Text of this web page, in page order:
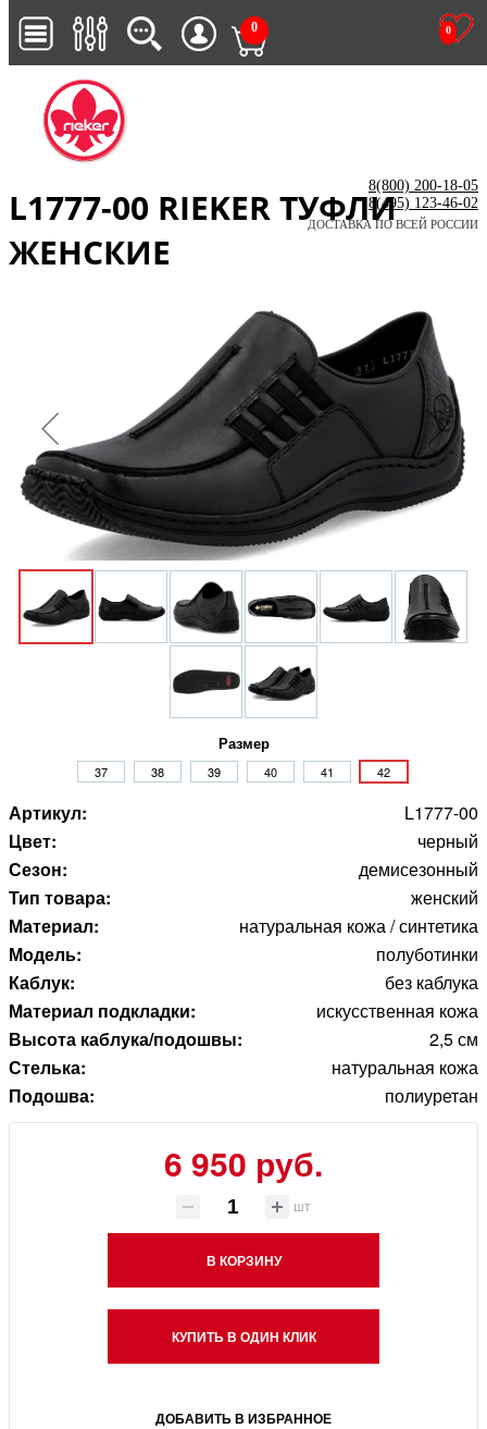
0
0
8(800) 200-18-05
8(495) 123-46-02
ДОСТАВКА ПО ВСЕЙ РОССИИ
L1777-00 RIEKER ТУФЛИ
ЖЕНСКИЕ
Размер
37 38 39 40 41 42
Артикул:
L1777-00
Цвет:
черный
Сезон:
демисезонный
Тип товара:
женский
Материал:
натуральная кожа / синтетика
Модель:
полуботинки
Каблук:
без каблука
Материал подкладки:
искусственная кожа
Высота каблука/подошвы:
2,5 см
Стелька:
натуральная кожа
Подошва:
полиуретан
6 950 руб.
шт
В КОРЗИНУ
КУПИТЬ В ОДИН КЛИК
ДОБАВИТЬ В ИЗБРАННОЕ